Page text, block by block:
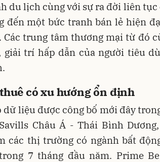
du lịch cùng với sự ra đời liên
đến một bức tranh bán lẻ hiện
Các trung tâm thương mại từ đó
giải trí hấp dẫn của người tiêu
có xu hướng ổn định
dữ liệu được công bố mới đây
Châu Á - Thái Bình
các thị trường có ngành bất
7 tháng đầu năm. Prime